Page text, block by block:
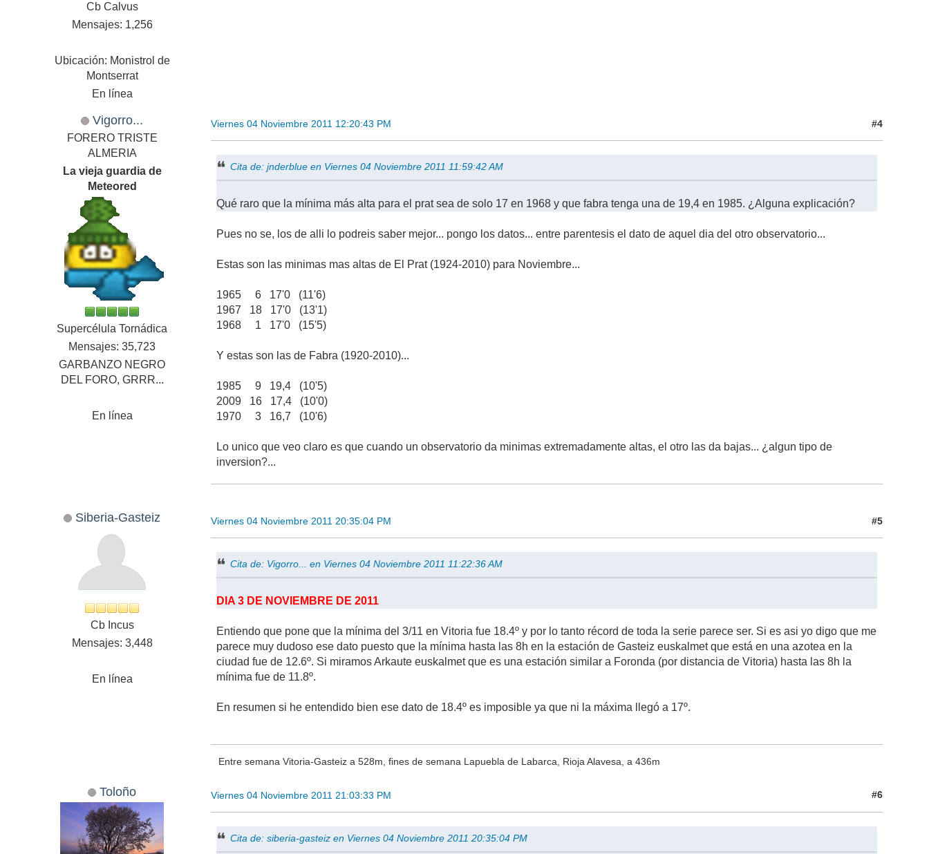
Cb Calvus
Mensajes: 1,256
Ubicación: Monistrol de
Montserrat
En línea
Vigorro...
FORERO TRISTE
ALMERIA
La vieja guardia de
Meteored
Supercélula Tornádica
Mensajes: 35,723
GARBANZO NEGRO
DEL FORO, GRRR...
En línea
Viernes 04 Noviembre 2011 12:20:43 PM #4
Cita de: jnderblue en Viernes 04 Noviembre 2011 11:59:42 AM
Qué raro que la mínima más alta para el prat sea de solo 17 en 1968 y que fabra tenga una de 19,4 en 1985. ¿Alguna explicación?
Pues no se, los de alli lo podreis saber mejor... pongo los datos... entre parentesis el dato de aquel dia del otro observatorio...
Estas son las minimas mas altas de El Prat (1924-2010) para Noviembre...
1965 6 17'0 (11'6)
1967 18 17'0 (13'1)
1968 1 17'0 (15'5)
Y estas son las de Fabra (1920-2010)...
1985 9 19,4 (10'5)
2009 16 17,4 (10'0)
1970 3 16,7 (10'6)
Lo unico que veo claro es que cuando un observatorio da minimas extremadamente altas, el otro las da bajas... ¿algun tipo de
inversion?...
Siberia-Gasteiz
Cb Incus
Mensajes: 3,448
En línea
Viernes 04 Noviembre 2011 20:35:04 PM #5
Cita de: Vigorro... en Viernes 04 Noviembre 2011 11:22:36 AM
DIA 3 DE NOVIEMBRE DE 2011
Entiendo que pone que la mínima del 3/11 en Vitoria fue 18.4º y por lo tanto récord de toda la serie parece ser. Si es asi yo digo que me
parece muy dudoso ese dato puesto que la mínima hasta las 8h en la estación de Gasteiz euskalmet que está en una azotea en la
ciudad fue de 12.6º. Si miramos Arkaute euskalmet que es una estación similar a Foronda (por distancia de Vitoria) hasta las 8h la
mínima fue de 11.8º.
En resumen si he entendido bien ese dato de 18.4º es imposible ya que ni la máxima llegó a 17º.
Entre semana Vitoria-Gasteiz a 528m, fines de semana Lapuebla de Labarca, Rioja Alavesa, a 436m
Toloño Viernes 04 Noviembre 2011 21:03:33 PM #6
Cita de: siberia-gasteiz en Viernes 04 Noviembre 2011 20:35:04 PM